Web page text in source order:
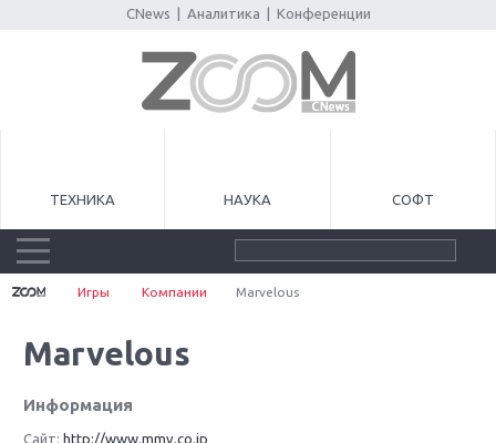
CNews Аналитика Конференции
ТЕХНИКА НАУКА СОФТ
Игры Компании Marvelous
Marvelous
Информация
Сайт: http://www.mmv.co.jp